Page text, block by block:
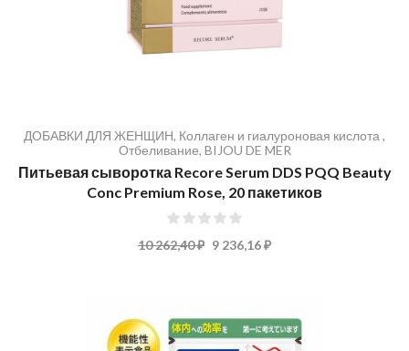
ДОБАВКИ ДЛЯ ЖЕНЩИН, Коллаген и гиалуроновая кислота ,
Отбеливание, BIJOU DE MER
Питьевая сыворотка Recore Serum DDS PQQ Beauty
Conc Premium Rose, 20 пакетиков
10 262,40 ₽ 9 236,16 ₽